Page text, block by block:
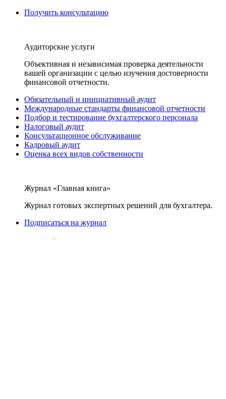
Получить консультацию
Аудиторские услуги
Объективная и независимая проверка деятельности
вашей организации с целью изучения достоверности
финансовой отчетности.
Обязательный и инициативный аудит
Международные стандарты финансовой отчетности
Подбор и тестирование бухгалтерского персонала
Налоговый аудит
Консультационное обслуживание
Кадровый аудит
Оценка всех видов собственности
Журнал «Главная книга»
Журнал готовых экспертных решений для бухгалтера.
Подписаться на журнал